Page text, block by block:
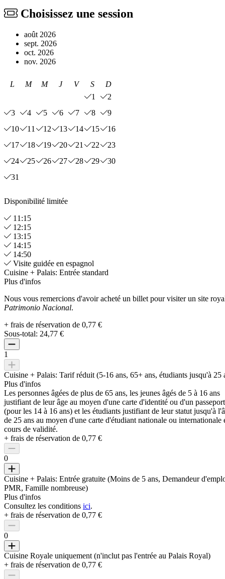
Choisissez une session
août 2026
sept. 2026
oct. 2026
nov. 2026
L M M J V S
D
1
2
3
4 5 6 7 8
9
10
11 12 13 14 15
16
17
18 19 20 21 22
23
24
25 26 27 28 29
30
31
Disponibilité limitée
11:15
12:15
13:15
14:15
14:50
Visite guidée en espagnol
Cuisine + Palais: Entrée standard
Plus d'infos
Nous vous remercions d'avoir acheté un billet pour visiter un site
Patrimonio Nacional.
+ frais de réservation de 0,77 €
Sous-total: 24,77 €
1
Cuisine + Palais: Tarif réduit (5-16 ans, 65+ ans, étudiants jusqu'à 25
Plus d'infos
Les personnes âgées de plus de 65 ans, les jeunes âgés de 5 à 16 ans
justifiant de leur âge au moyen d'une carte d'identité ou d'un passeport
(pour les 14 à 16 ans) et les étudiants justifiant de leur statut jusqu'à
de 25 ans au moyen d'une carte d'étudiant nationale ou internationale
cours de validité.
+ frais de réservation de 0,77 €
0
Cuisine + Palais: Entrée gratuite (Moins de 5 ans, Demandeur
PMR, Famille nombreuse)
Plus d'infos
Consultez les conditions ici.
+ frais de réservation de 0,77 €
0
Cuisine Royale uniquement (n'inclut pas l'entrée au Palais Royal)
+ frais de réservation de 0,77 €